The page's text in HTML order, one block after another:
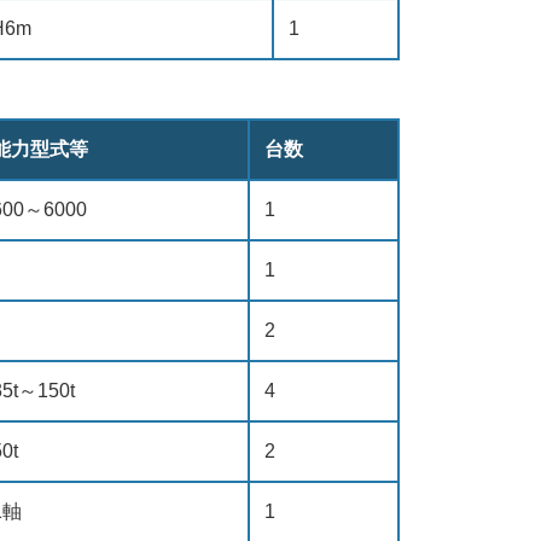
1
力型式等 台数
～6000 1
1
2
～150t 4
2
1